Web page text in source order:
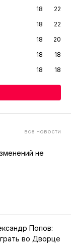
18
22
18
22
18
20
18
18
18 18
все новости
не
Попов:
во Дворце